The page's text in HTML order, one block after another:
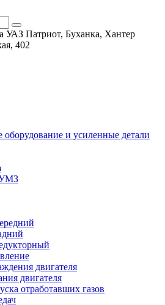
УАЗ Патриот, Буханка, Хантер
402
и усиленные детали
двигателя
двигателя
отработавших газов